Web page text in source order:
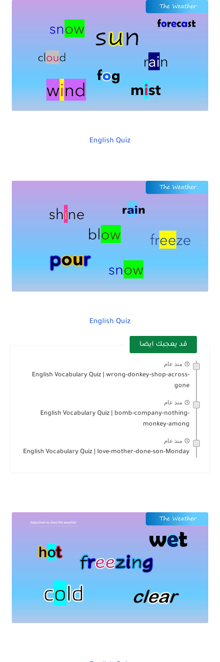
English Quiz
English Quiz
قد يعجبك ايضا
منذ عام
English Vocabulary Quiz | wrong-donkey-shop-across-
gone
منذ عام
English Vocabulary Quiz | bomb-company-nothing-
monkey-among
منذ عام
English Vocabulary Quiz | love-mother-done-son-Monday